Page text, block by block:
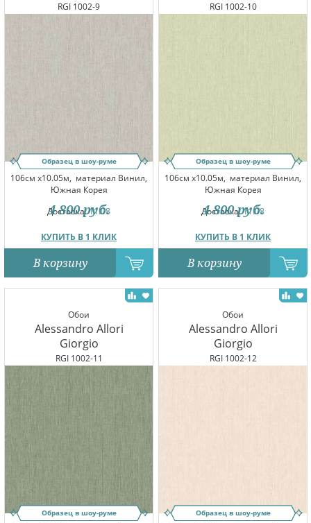
RGI 1002-9
Образец в шоу-руме
106см x10.05м, материал Винил,
Южная Корея
Доставка:11.08
КУПИТЬ В 1 КЛИК
4 800 руб.
В корзину
RGI 1002-10
Образец в шоу-руме
106см x10.05м, материал Винил,
Южная Корея
Доставка:11.08
КУПИТЬ В 1 КЛИК
4 800 руб.
В корзину
Обои
Alessandro Allori
Giorgio
RGI 1002-11
Образец в шоу-руме
Обои
Alessandro Allori
Giorgio
RGI 1002-12
Образец в шоу-руме